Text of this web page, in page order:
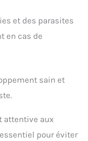
et des parasites
en cas de
sain et
attentive aux
pour éviter